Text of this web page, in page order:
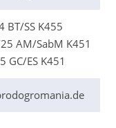
BT/SS K455
AM/SabM K451
GC/ES K451